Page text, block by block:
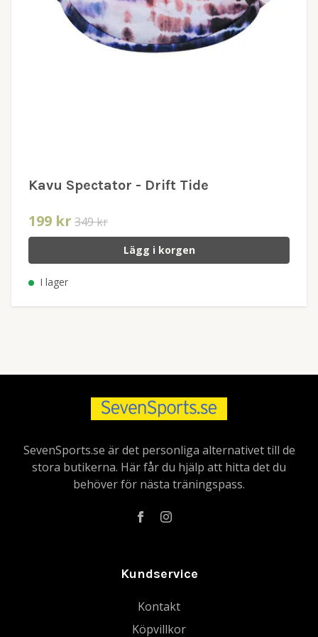
Kavu Spectator - Drift Tide
199 kr 349 kr
Lägg i korgen
I lager
SevenSports.se är det personliga alternativet till de
stora butikerna. Här får du hjälp att hitta det du
behöver för nästa träningspass.
Kundservice
Kontakt
Köpvillkor